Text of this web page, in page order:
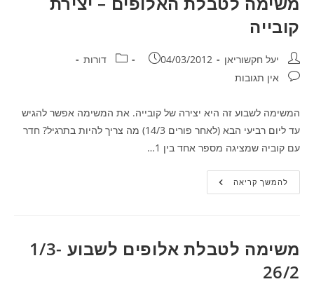
קובייה
מחבר:יעל חקשוריאן פורסם:
04/03/2012 קטגוריה:
דורות
תגובות:אין תגובות
המשימה לשבוע זה היא יצירה של קובייה. את המשימה אפשר להגיש
עד ליום רביעי הבא (לאחר פורים 14/3) מה צריך להיות בתרגיל? חדר
עם קוביה שמציגה מספר אחד בין 1…
להמשך קריאהמשימה
לטבלת
משימה לטבלת אלופים לשבוע 1/3-
26/2